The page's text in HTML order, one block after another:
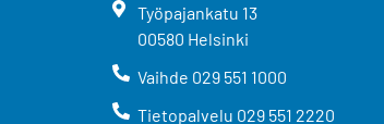
Työpajankatu 13
00580 Helsinki
Vaihde 029 551 1000
Tietopalvelu 029 551 2220